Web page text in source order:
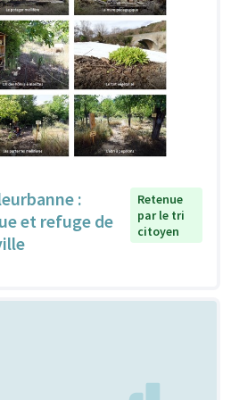
:
et refuge de
Retenue
par le tri
citoyen